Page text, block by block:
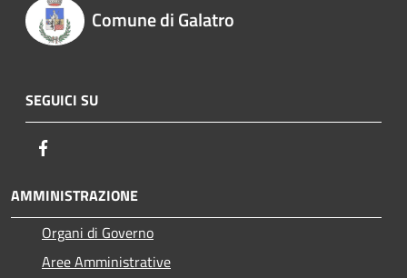
Comune di Galatro
SEGUICI SU
AMMINISTRAZIONE
Organi di Governo
Aree Amministrative